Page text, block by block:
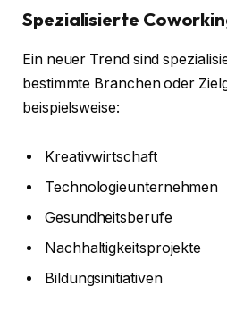
Spezialisierte
Ein neuer Trend sind
bestimmte Branchen oder
beispielsweise:
Kreativwirtschaft
Technologieunternehmen
Gesundheitsberufe
Nachhaltigkeitsprojekte
Bildungsinitiativen